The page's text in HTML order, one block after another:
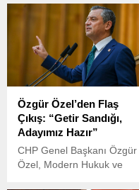
toplantısında yaptığı
konuşmayı sert bir şekilde
eleştirdi.
Özgür Özel’den Flaş
Çıkış: “Getir Sandığı,
Adayımız Hazır”
CHP Genel Başkanı Özgür
Özel, Modern Hukuk ve